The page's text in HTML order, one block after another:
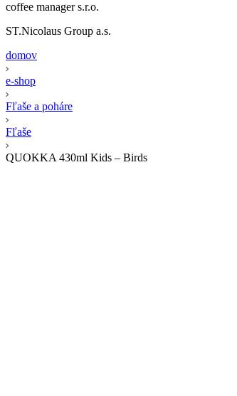
coffee manager s.r.o.
ST.Nicolaus Group a.s.
domov
e-shop
Fľaše a poháre
Fľaše
QUOKKA 430ml Kids – Birds